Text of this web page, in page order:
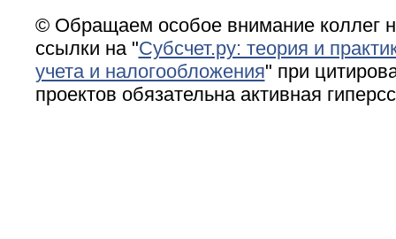
© Обращаем особое внимание коллег
ссылки на "Субсчет.ру: теория и
учета и налогообложения" при
проектов обязательна активная